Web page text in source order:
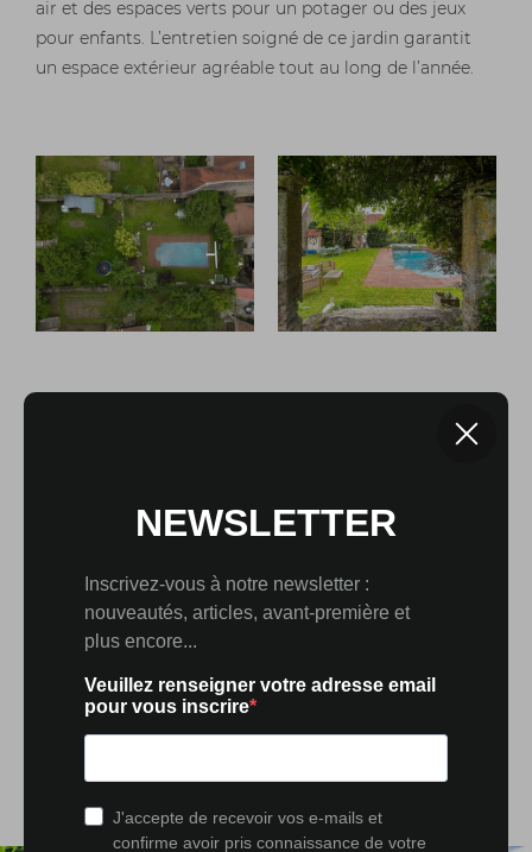
air et des espaces verts pour un potager ou des jeux
pour enfants. L’entretien soigné de ce jardin garantit
un espace extérieur agréable tout au long de l’année.
Située dans un quartier prisé du centre historique de
exceptionnel. À quelques pas des écoles, commerces et
sites touristiques majeurs comme la Chapelle Notre-
Dame-de-la-Motte et le Lac de Vesoul-Vaivre, elle
transports en commun et des principales voies de